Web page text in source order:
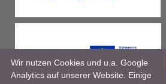
Wir nutzen Cookies und u.a. Google
Analytics auf unserer Website. Einige